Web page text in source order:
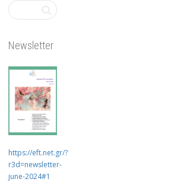
Newsletter
https://eft.net.gr/?
r3d=newsletter-
june-2024#1